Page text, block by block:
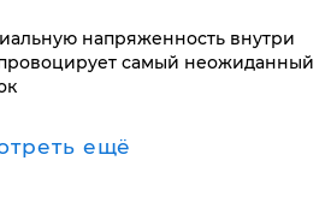
напряженность внутри
самый неожиданный
ещё